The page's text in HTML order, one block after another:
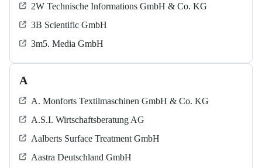
2W Technische Informations GmbH & Co. KG
3B Scientific GmbH
3m5. Media GmbH
A
A. Monforts Textilmaschinen GmbH & Co. KG
A.S.I. Wirtschaftsberatung AG
Aalberts Surface Treatment GmbH
Aastra Deutschland GmbH